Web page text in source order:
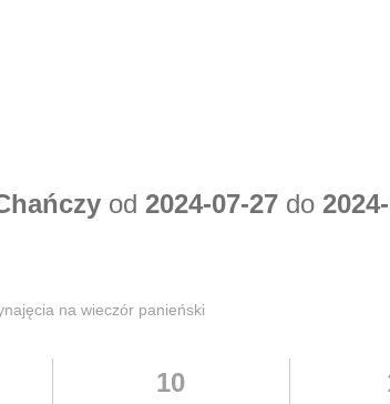
od 2024-07-27 do
na wieczór panieński
10